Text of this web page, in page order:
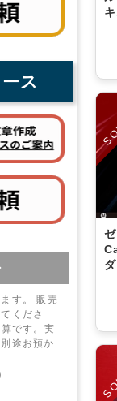
ス
す。 販売
くださ
です。実
途お預か